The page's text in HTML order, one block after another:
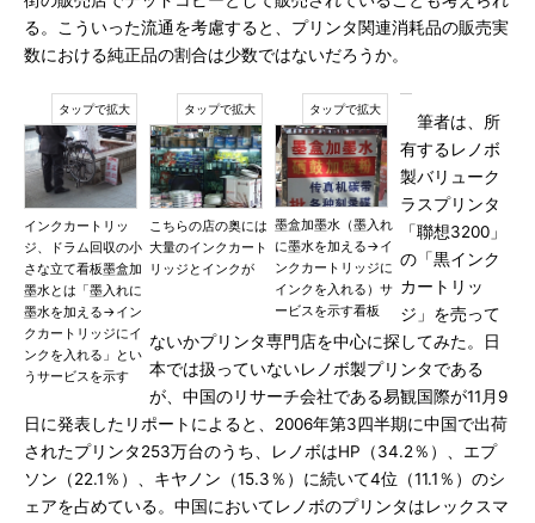
る。こういった流通を考慮すると、プリンタ関連消耗品の販売実
数における純正品の割合は少数ではないだろうか。
インクカートリッ
ジ、ドラム回収の小
さな立て看板墨盒加
墨水とは「墨入れに
墨水を加える→イン
クカートリッジにイ
ンクを入れる」とい
うサービスを示す
こちらの店の奥には
大量のインクカート
リッジとインクが
墨盒加墨水（墨入れ
に墨水を加える→イ
ンクカートリッジに
インクを入れる）サ
ービスを示す看板
筆者は、所
有するレノボ
製バリューク
ラスプリンタ
「聯想3200」
の「黒インク
カートリッ
ジ」を売って
ないかプリンタ専門店を中心に探してみた。日
本では扱っていないレノボ製プリンタである
が、中国のリサーチ会社である易観国際が11月9
日に発表したリポートによると、2006年第3四半期に中国で出荷
されたプリンタ253万台のうち、レノボはHP（34.2％）、エプ
ソン（22.1％）、キヤノン（15.3％）に続いて4位（11.1％）のシ
ェアを占めている。中国においてレノボのプリンタはレックスマ